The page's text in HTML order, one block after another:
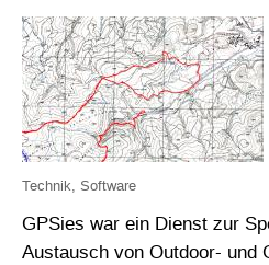
Technik, Software
GPSies war ein Dienst zur
Austausch von Outdoor- und